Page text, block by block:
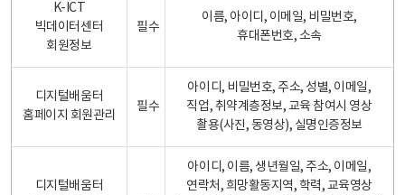
K-ICT
빅데이터센터
회원정보
필수
이름, 아이디, 이메일, 비밀번호,
휴대폰번호, 소속
디지털배움터
홈페이지 회원관리
필수
아이디, 비밀번호, 주소, 성별, 이메일,
직업, 취약계층정보, 교육 참여시 영상
촬용(사진, 동영상), 실명인증정보
디지털배움터
아이디, 이름, 생년월일, 주소, 이메일,
연락처, 희망활동지역, 학력, 교육영상